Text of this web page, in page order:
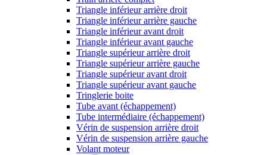
Triangle inférieur arrière droit
Triangle inférieur arrière gauche
Triangle inférieur avant droit
Triangle inférieur avant gauche
Triangle supérieur arrière droit
Triangle supérieur arrière gauche
Triangle supérieur avant droit
Triangle supérieur avant gauche
Tringlerie boite
Tube avant (échappement)
Tube intermédiaire (échappement)
Vérin de suspension arrière droit
Vérin de suspension arrière gauche
Volant moteur